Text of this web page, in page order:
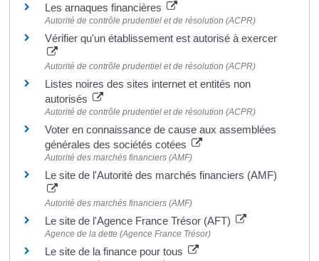
Les arnaques financières
Autorité de contrôle prudentiel et de résolution (ACPR)
Vérifier qu'un établissement est autorisé à exercer
Autorité de contrôle prudentiel et de résolution (ACPR)
Listes noires des sites internet et entités non
autorisés
Autorité de contrôle prudentiel et de résolution (ACPR)
Voter en connaissance de cause aux assemblées
générales des sociétés cotées
Autorité des marchés financiers (AMF)
Le site de l'Autorité des marchés financiers (AMF)
Autorité des marchés financiers (AMF)
Le site de l'Agence France Trésor (AFT)
Agence de la dette (Agence France Trésor)
Le site de la finance pour tous